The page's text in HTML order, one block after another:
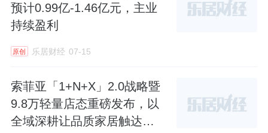
题的解决方案。
比如高定隐孔工艺——让柜体看不到任何连接
件，整体浑然一体。比如金属粉末喷涂工艺
预计0.99亿-1.46亿元，主业
持续盈利
原创 乐居财经 07-15
索菲亚「1+N+X」2.0战略暨
9.8万轻量店态重磅发布，以
全域深耕让品质家居触达万